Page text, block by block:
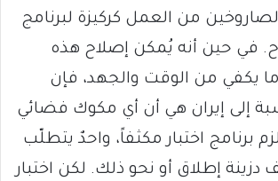
من العمل كركيزة لبرنامج
في حين أنه يُمكن إصلاح هذه
يكفي من الوقت والجهد، فإن
إلى إيران هي أن أي مكوك فضائي
برنامج اختبار مكثفاً، واحدٌ يتطلّب
دزينة إطلاق أو نحو ذلك. لكن اختبار